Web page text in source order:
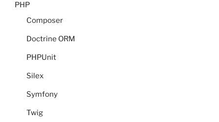
PHP
Composer
Doctrine ORM
PHPUnit
Silex
Symfony
Twig